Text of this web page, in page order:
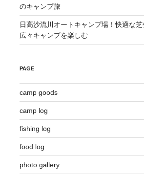
のキャンプ旅
日高沙流川オートキャンプ場！快適な芝
広々キャンプを楽しむ
PAGE
camp goods
camp log
fishing log
food log
photo gallery